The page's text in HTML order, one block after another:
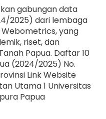
gabungan data
2025) dari lembaga
yang
riset, dan
Papua. Daftar 10
(2024/2025) No.
Link Website
Utama 1 Universitas
Papua